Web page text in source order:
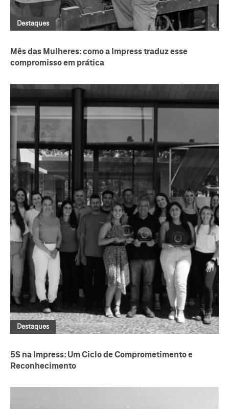
Destaques
Mês das Mulheres: como a Impress traduz esse
compromisso em prática
Destaques
5S na Impress: Um Ciclo de Comprometimento e
Reconhecimento